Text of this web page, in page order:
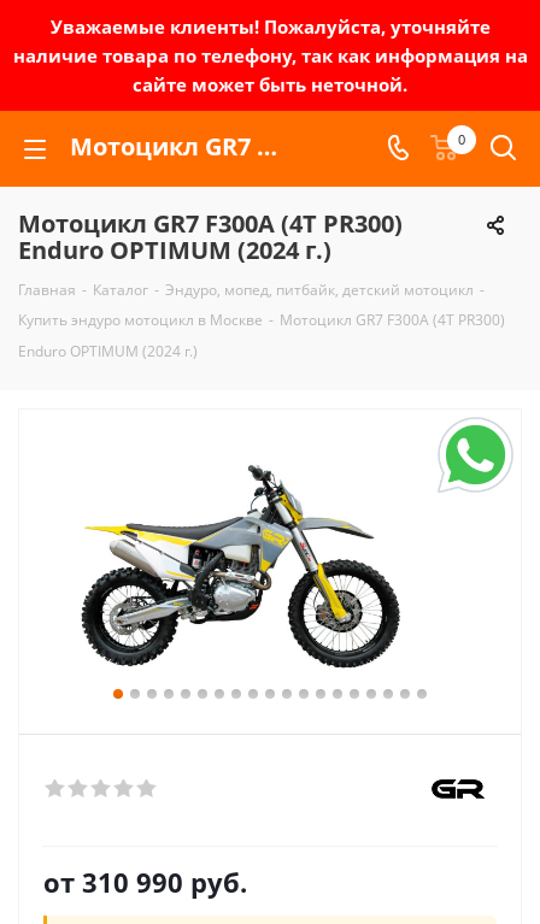
Уважаемые клиенты! Пожалуйста, уточняйте
наличие товара по телефону, так как информация на
сайте может быть неточной.
Мотоцикл GR7 F300A (4T PR300) Enduro OPTIMUM (2024 г.) | Зел-мото 0
Мотоцикл GR7 F300A (4T PR300)
Enduro OPTIMUM (2024 г.)
Главная - Каталог - Эндуро, мопед, питбайк, детский мотоцикл -
Купить эндуро мотоцикл в Москве - Мотоцикл GR7 F300A (4T PR300)
Enduro OPTIMUM (2024 г.)
от 310 990 руб.